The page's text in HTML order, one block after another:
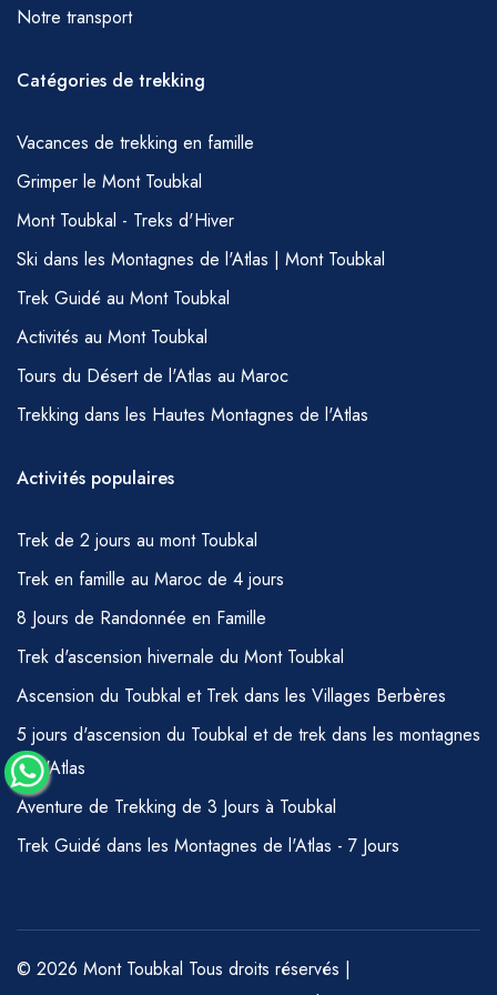
Notre transport
Catégories de trekking
Vacances de trekking en famille
Grimper le Mont Toubkal
Mont Toubkal - Treks d'Hiver
Ski dans les Montagnes de l'Atlas | Mont Toubkal
Trek Guidé au Mont Toubkal
Activités au Mont Toubkal
Tours du Désert de l'Atlas au Maroc
Trekking dans les Hautes Montagnes de l'Atlas
Activités populaires
Trek de 2 jours au mont Toubkal
Trek en famille au Maroc de 4 jours
8 Jours de Randonnée en Famille
Trek d'ascension hivernale du Mont Toubkal
Ascension du Toubkal et Trek dans les Villages Berbères
5 jours d'ascension du Toubkal et de trek dans les montagnes
de l'Atlas
Aventure de Trekking de 3 Jours à Toubkal
Trek Guidé dans les Montagnes de l'Atlas - 7 Jours
© 2026 Mont Toubkal Tous droits réservés |